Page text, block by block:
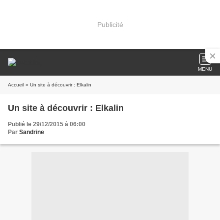
Publicité
MENU
Accueil » Un site à découvrir : Elkalin
Un site à découvrir : Elkalin
Publié le 29/12/2015 à 06:00
Par Sandrine